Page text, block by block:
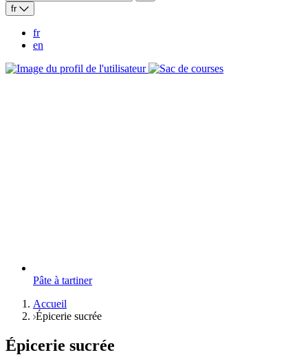
fr
fr
en
Pâte à tartiner
Accueil
Épicerie sucrée
Épicerie sucrée